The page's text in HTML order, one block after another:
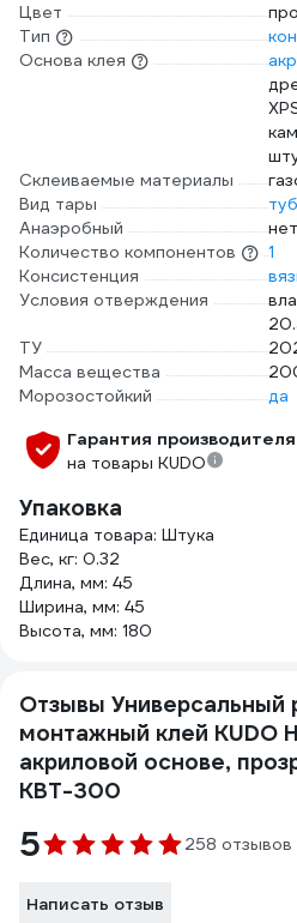
Цвет
Тип
Основа клея
Склеиваемые материалы
Вид тары
Анаэробный
нет
Количество компонентов
1
Консистенция
Условия отверждения
ТУ
Масса вещества
Морозостойкий
да
Гарантия производителя
на товары KUDO
Упаковка
Единица товара: Штука
Вес, кг: 0.32
Длина, мм: 45
Ширина, мм: 45
Высота, мм: 180
Отзывы Универсальный
монтажный клей KUDO
акриловой основе,
KBT-300
5 258 отзывов
Написать отзыв